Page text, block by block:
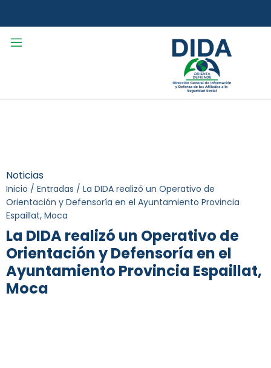
Noticias
Inicio / Entradas / La DIDA realizó un Operativo de
Orientación y Defensoría en el Ayuntamiento Provincia
Espaillat, Moca
La DIDA realizó un Operativo de
Orientación y Defensoría en el
Ayuntamiento Provincia Espaillat,
Moca